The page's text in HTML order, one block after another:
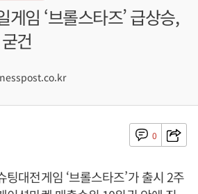
게임 ‘브롤스타즈’ 급상승,
건
0
대전게임 ‘브롤스타즈’가 출시 2주